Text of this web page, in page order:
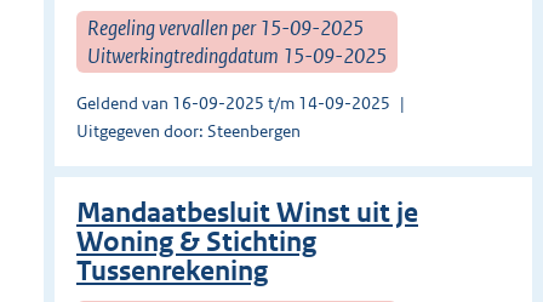
Regeling vervallen per 15-09-2025
Uitwerkingtredingdatum 15-09-2025
Geldend van 16-09-2025 t/m 14-09-2025
Uitgegeven door: Steenbergen
Mandaatbesluit Winst uit je
Woning & Stichting
Tussenrekening